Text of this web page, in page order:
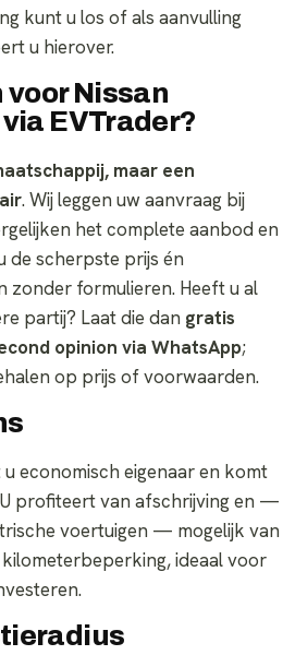
kunt u los of als aanvulling
u hierover.
voor Nissan
EVTrader?
maar een
. Wij leggen uw aanvraag bij
het complete aanbod en
de scherpste prijs én
formulieren. Heeft u al
partij? Laat die dan gratis
opinion via WhatsApp;
op prijs of voorwaarden.
economisch eigenaar en komt
profiteert van afschrijving en —
voertuigen — mogelijk van
kilometerbeperking, ideaal voor